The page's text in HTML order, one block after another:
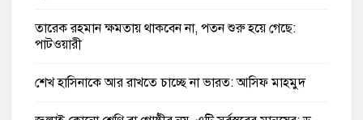
তারেক রহমান ক্ষমতায় থাকবেন না, পতন শুরু হয়ে গেছে:
পাটওয়ারী
শেখ হাসিনাকে আর রাখতে চাচ্ছে না ভারত: আসিফ মাহমুদ